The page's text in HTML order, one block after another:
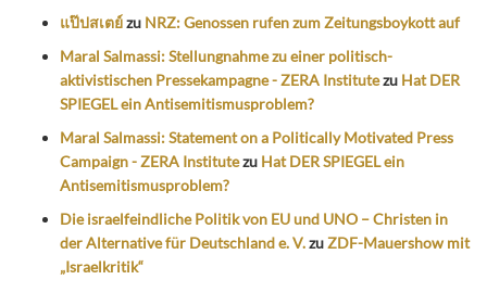
แป๊ปสเตย์zu NRZ: Genossen rufen zum Zeitungsboykott auf
Maral Salmassi: Stellungnahme zu einer politisch-
aktivistischen Pressekampagne - ZERA Institutezu Hat DER
SPIEGEL ein Antisemitismusproblem?
Maral Salmassi: Statement on a Politically Motivated Press
Campaign - ZERA Institutezu Hat DER SPIEGEL ein
Antisemitismusproblem?
Die israelfeindliche Politik von EU und UNO – Christen in
der Alternative für Deutschland e. V.zuZDF-Mauershow mit
„Israelkritik“